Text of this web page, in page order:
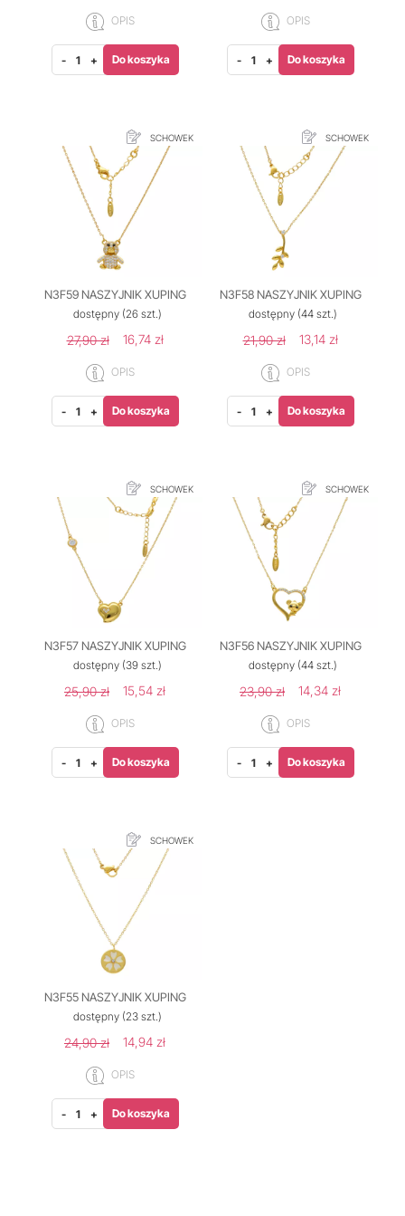
OPIS
- + Do koszyka
OPIS
- + Do koszyka
SCHOWEK
N3F59 NASZYJNIK XUPING
dostępny(26 szt.)
27,90 zł 16,74 zł
OPIS
- + Do koszyka
SCHOWEK
N3F58 NASZYJNIK XUPING
dostępny(44 szt.)
21,90 zł 13,14 zł
OPIS
- + Do koszyka
SCHOWEK
N3F57 NASZYJNIK XUPING
dostępny(39 szt.)
25,90 zł 15,54 zł
OPIS
- + Do koszyka
SCHOWEK
N3F56 NASZYJNIK XUPING
dostępny(44 szt.)
23,90 zł 14,34 zł
OPIS
- + Do koszyka
SCHOWEK
N3F55 NASZYJNIK XUPING
dostępny(23 szt.)
24,90 zł 14,94 zł
OPIS
- + Do koszyka